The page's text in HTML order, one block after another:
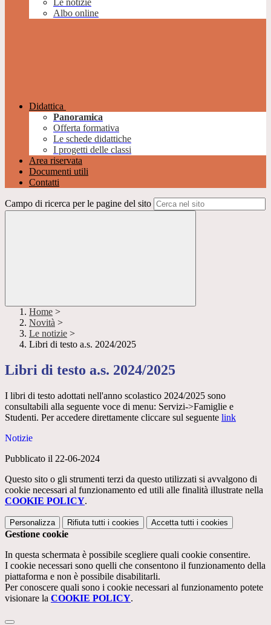
Le notizie
Albo online
Didattica
Panoramica
Offerta formativa
Le schede didattiche
I progetti delle classi
Area riservata
Documenti utili
Contatti
Campo di ricerca per le pagine del sito
Home >
Novità >
Le notizie >
Libri di testo a.s. 2024/2025
Libri di testo a.s. 2024/2025
I libri di testo adottati nell'anno scolastico 2024/2025 sono
consultabili alla seguente voce di menu: Servizi->Famiglie e
Studenti. Per accedere direttamente cliccare sul seguente link
Notizie
Pubblicato il 22-06-2024
Questo sito o gli strumenti terzi da questo utilizzati si avvalgono di
cookie necessari al funzionamento ed utili alle finalità illustrate nella
COOKIE POLICY.
Personalizza Rifiuta tutti i cookies Accetta tutti i cookies
Gestione cookie
In questa schermata è possibile scegliere quali cookie consentire.
I cookie necessari sono quelli che consentono il funzionamento della
piattaforma e non è possibile disabilitarli.
Per conoscere quali sono i cookie necessari al funzionamento potete
visionare la COOKIE POLICY.